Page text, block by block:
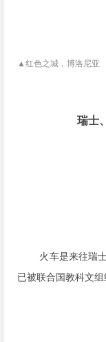
▲红色之城，博洛尼亚
瑞士
火车是来往瑞
已被联合国教科文组